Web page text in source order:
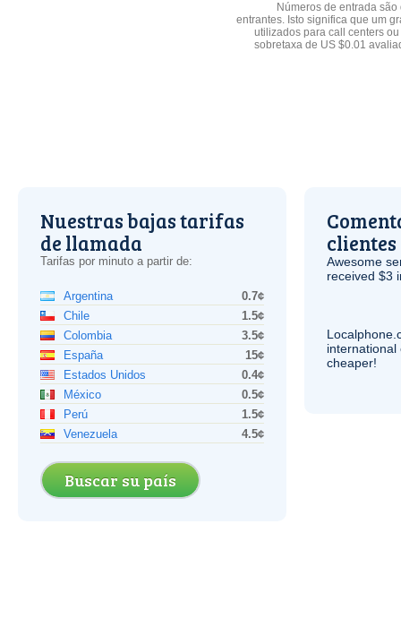
Números de entrada
entrantes. Isto significa que um
utilizados para call centers
sobretaxa de US $0.01
Nuestras bajas tarifas
de llamada
Tarifas por minuto a partir de:
Argentina
0.7¢
Chile
1.5¢
Colombia
3.5¢
España
15¢
Estados Unidos
0.4¢
México
0.5¢
Perú
1.5¢
Venezuela
4.5¢
Buscar su país
clientes
Awesome
received $3
international
cheaper!